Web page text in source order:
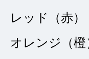
総合評価
2022/02/05
レッド（赤）
オレンジ（橙